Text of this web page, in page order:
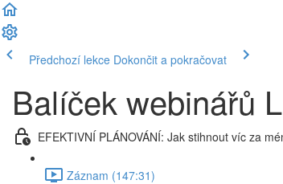
Předchozí lekce Dokončit a pokračovat
Balíček webinářů
EFEKTIVNÍ PLÁNOVÁNÍ: Jak stihnout víc za
Záznam (147:31)